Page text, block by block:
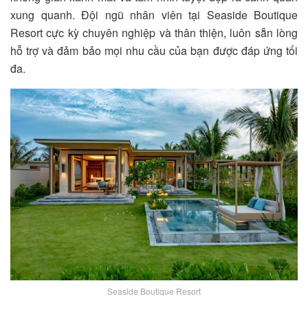
xung quanh. Đội ngũ nhân viên tại Seaside Boutique
Resort cực kỳ chuyên nghiệp và thân thiện, luôn sẵn lòng
hỗ trợ và đảm bảo mọi nhu cầu của bạn được đáp ứng tối
đa.
Seaside Boutique Resort